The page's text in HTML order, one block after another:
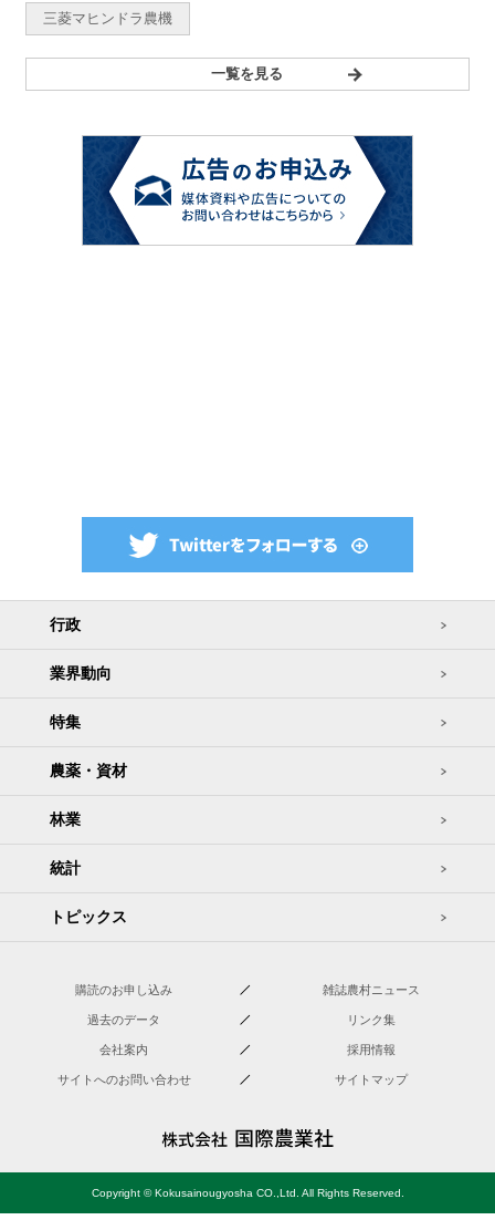
三菱マヒンドラ農機
一覧を見る
行政
業界動向
特集
農薬・資材
林業
統計
トピックス
購読のお申し込み 雑誌農村ニュース
過去のデータ リンク集
会社案内 採用情報
サイトへのお問い合わせ サイトマップ
Copyright © Kokusainougyosha CO.,Ltd. All Rights Reserved.